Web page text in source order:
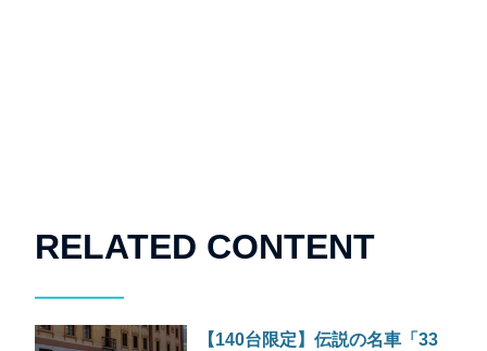
RELATED CONTENT
【140台限定】伝説の名車「33